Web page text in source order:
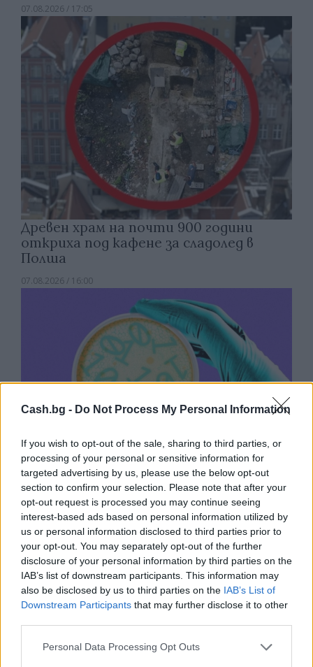
Cash.bg - Do Not Process My Personal Information
If you wish to opt-out of the sale, sharing to third parties, or
processing of your personal or sensitive information for
targeted advertising by us, please use the below opt-out
section to confirm your selection. Please note that after your
opt-out request is processed you may continue seeing
interest-based ads based on personal information utilized by
us or personal information disclosed to third parties prior to
your opt-out. You may separately opt-out of the further
disclosure of your personal information by third parties on the
IAB’s list of downstream participants. This information may
also be disclosed by us to third parties on the IAB’s List of
Downstream Participants that may further disclose it to other
Personal Data Processing Opt Outs
07.08.2026 / 17:05
Древен храм на почти 900 години
откриха под кафене за сладолед в
Полша
07.08.2026 / 16:00
Изкуствен интелект за първи път
създаде нови жизнеспособни вируси
07.08.2026 / 15:30